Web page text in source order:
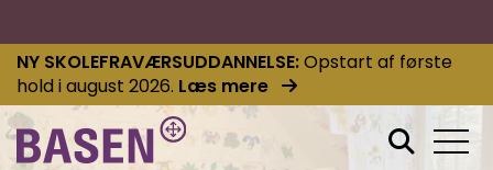
NY SKOLEFRAVÆRSUDDANNELSE Opstart af første
hold i august 2026. Læs mere